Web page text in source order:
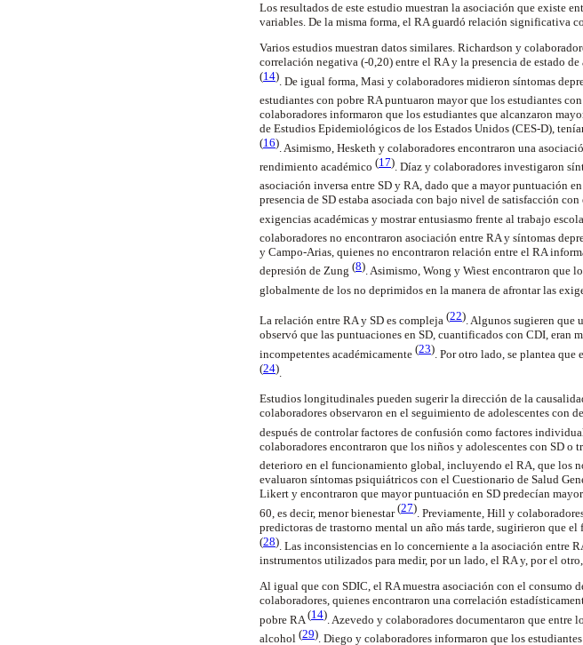
Los resultados de este estudio muestran la asociación que existe
variables. De la misma forma, el RA guardó relación significativa
Varios estudios muestran datos similares. Richardson y
correlación negativa (-0,20) entre el RA y la presencia de estado
(14) . De igual forma, Masi y colaboradores midieron síntomas
estudiantes con pobre RA puntuaron mayor que los estudiantes
colaboradores informaron que los estudiantes que alcanzaron
de Estudios Epidemiológicos de los Estados Unidos (CES-D),
(16) . Asimismo, Hesketh y colaboradores encontraron una
rendimiento académico (17) . Díaz y colaboradores investigaron
asociación inversa entre SD y RA, dado que a mayor puntuación
presencia de SD estaba asociada con bajo nivel de satisfacción
exigencias académicas y mostrar entusiasmo frente al trabajo
colaboradores no encontraron asociación entre RA y síntomas
y Campo-Arias, quienes no encontraron relación entre el RA
depresión de Zung (8). Asimismo, Wong y Wiest encontraron que
globalmente de los no deprimidos en la manera de afrontar las
La relación entre RA y SD es compleja (22). Algunos sugieren que
observó que las puntuaciones en SD, cuantificados con CDI, eran
incompetentes académicamente (23) . Por otro lado, se plantea
(24).
Estudios longitudinales pueden sugerir la dirección de la
colaboradores observaron en el seguimiento de adolescentes con
después de controlar factores de confusión como factores
colaboradores encontraron que los niños y adolescentes con SD
deterioro en el funcionamiento global, incluyendo el RA, que los
evaluaron síntomas psiquiátricos con el Cuestionario de Salud
Likert y encontraron que mayor puntuación en SD predecían
60, es decir, menor bienestar(27) . Previamente, Hill y
predictoras de trastorno mental un año más tarde, sugirieron que
(28) . Las inconsistencias en lo concerniente a la asociación entre
instrumentos utilizados para medir, por un lado, el RA y, por el otro,
Al igual que con SDIC, el RA muestra asociación con el
colaboradores, quienes encontraron una correlación
pobre RA (14) . Azevedo y colaboradores documentaron que
alcohol (29) . Diego y colaboradores informaron que los